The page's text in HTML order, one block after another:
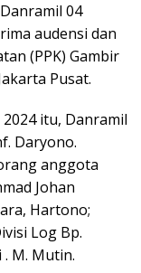
04
audensi dan
(PPK) Gambir
Pusat.
itu, Danramil
Daryono.
anggota
Johan
Hartono;
Log Bp.
M. Mutin.